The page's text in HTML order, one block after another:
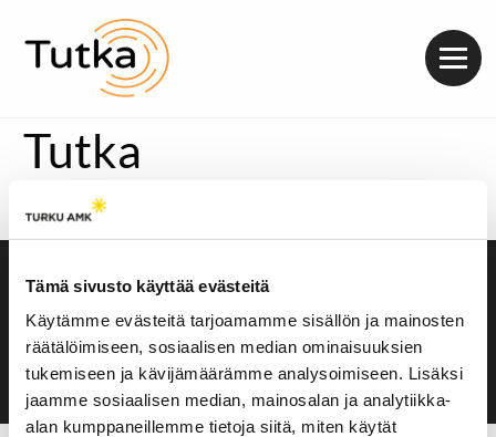
Tämä sivusto käyttää evästeitä
Käytämme evästeitä tarjoamamme sisällön ja mainosten
räätälöimiseen, sosiaalisen median ominaisuuksien
tukemiseen ja kävijämäärämme analysoimiseen. Lisäksi
jaamme sosiaalisen median, mainosalan ja analytiikka-
alan kumppaneillemme tietoja siitä, miten käytät
Tutka
https://soundcloud.com/radiotutka/ulkomaan-vaihto-
opintojen-toteutuminen-vaakalaudalla
Saavutettavuusseloste
Evästeasetukset